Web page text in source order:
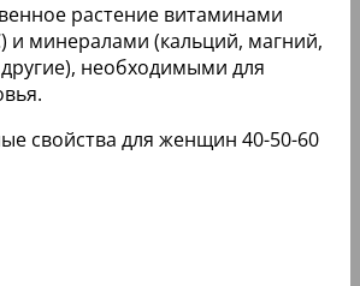
растение витаминами
и минералами (кальций, магний,
необходимыми для